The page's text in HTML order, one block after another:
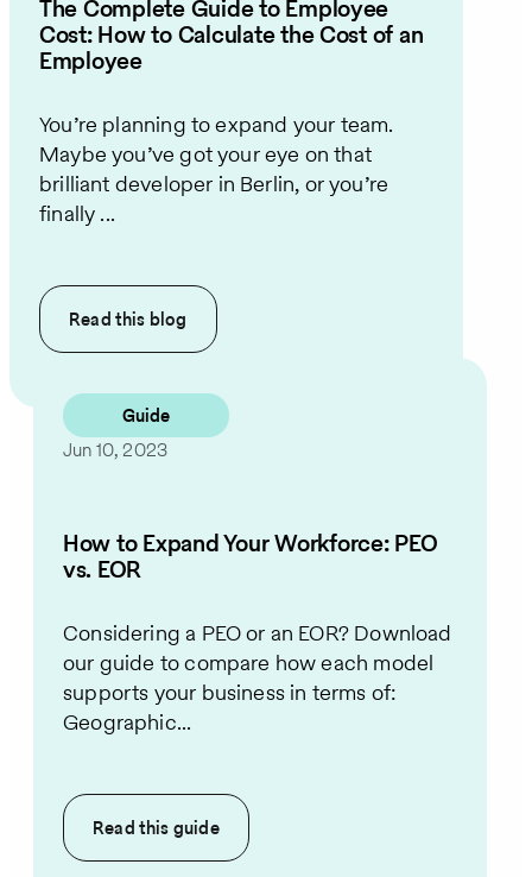
The Complete Guide to Employee
Cost: How to Calculate the Cost of an
Employee
You’re planning to expand your team.
Maybe you’ve got your eye on that
brilliant developer in Berlin, or you’re
finally ...
Read this blog
Guide
Jun 10, 2023
How to Expand Your Workforce: PEO
vs. EOR
Considering a PEO or an EOR? Download
our guide to compare how each model
supports your business in terms of:
Geographic...
Read thisguide